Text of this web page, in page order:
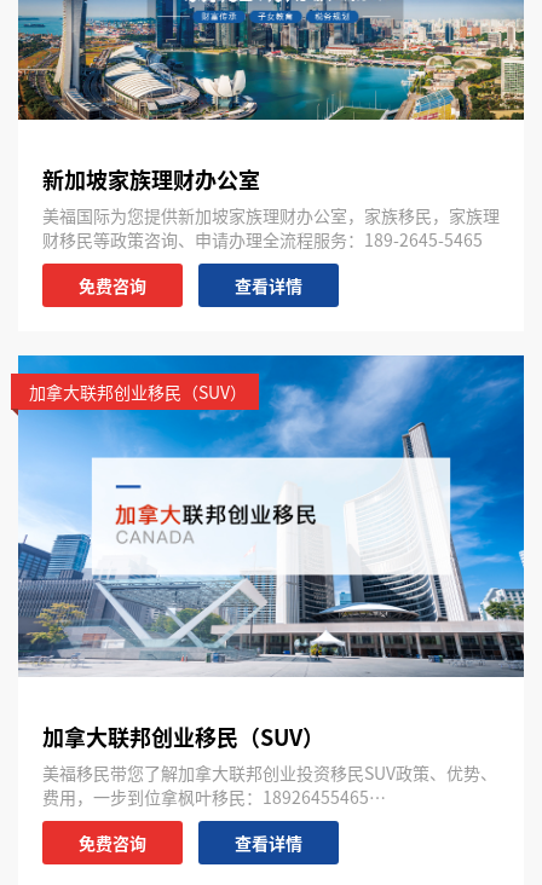
新加坡家族理财办公室
美福国际为您提供新加坡家族理财办公室，家族移民，家族理
财移民等政策咨询、申请办理全流程服务：189-2645-5465
免费咨询
查看详情
加拿大联邦创业移民（SUV）
加拿大联邦创业移民（SUV）
美福移民带您了解加拿大联邦创业投资移民SUV政策、优势、
费用，一步到位拿枫叶移民：18926455465…
免费咨询
查看详情